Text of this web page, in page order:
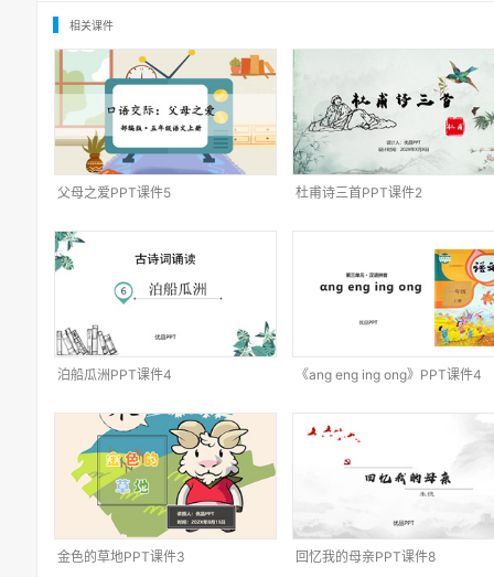
相关课件
父母之爱PPT课件5 杜甫诗三首PPT课件2
泊船瓜洲PPT课件4 《ang eng ing ong》PPT课件4
金色的草地PPT课件3 回忆我的母亲PPT课件8